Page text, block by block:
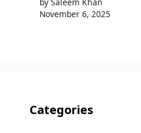
November 6, 2025
Categories